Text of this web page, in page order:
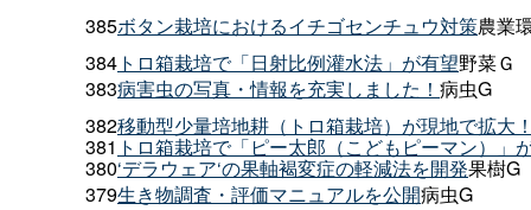
385ボタン栽培におけるイチゴセンチュウ対策農業
384 トロ箱栽培で「日射比例灌水法」が有望野菜Ｇ
383病害虫の写真・情報を充実しました！ 病虫G
382移動型少量培地耕（トロ箱栽培）が現地で拡大
381 トロ箱栽培で「ピー太郎（こどもピーマン）」
380‘デラウェア‘の果軸褐変症の軽減法を開発果樹G
379生き物調査・評価マニュアルを公開病虫G